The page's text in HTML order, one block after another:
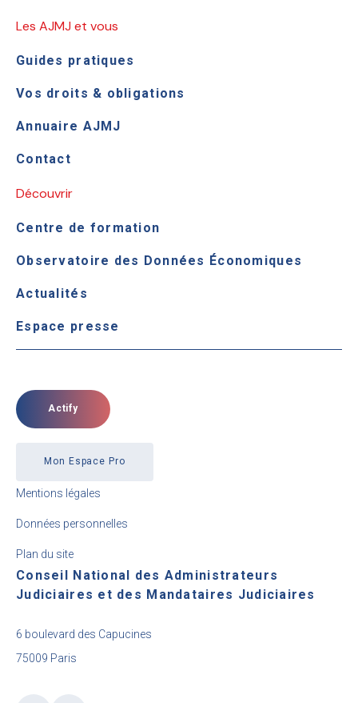
Les AJMJ et vous
Guides pratiques
Vos droits & obligations
Annuaire AJMJ
Contact
Découvrir
Centre de formation
Observatoire des Données Économiques
Actualités
Espace presse
Actify
Mon Espace Pro
Mentions légales
Données personnelles
Plan du site
Conseil National des Administrateurs
Judiciaires et des Mandataires Judiciaires
6 boulevard des Capucines
75009 Paris